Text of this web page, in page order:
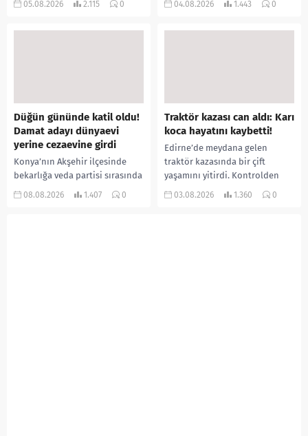
05.08.2026 2.115 0 04.08.2026 1.443 0
Düğün gününde katil oldu!
Damat adayı dünyaevi
yerine cezaevine girdi
Konya’nın Akşehir ilçesinde
bekarlığa veda partisi sırasında
çıkan kavgada bir kişi hayatını
08.08.2026 1.407 0
Traktör kazası can aldı: Karı
koca hayatını kaybetti!
Edirne’de meydana gelen
traktör kazasında bir çift
yaşamını yitirdi. Kontrolden
çıkarak devrilen traktörün
03.08.2026 1.360 0